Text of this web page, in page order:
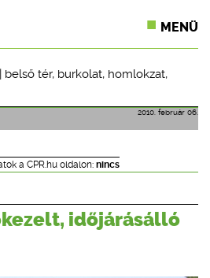
MENÜ
JOG
KÉPZÉSEK
SEGÉDLETEK
belső tér, burkolat, homlokzat,
2010. február 06.
a CPR.hu oldalon: nincs
időjárásálló